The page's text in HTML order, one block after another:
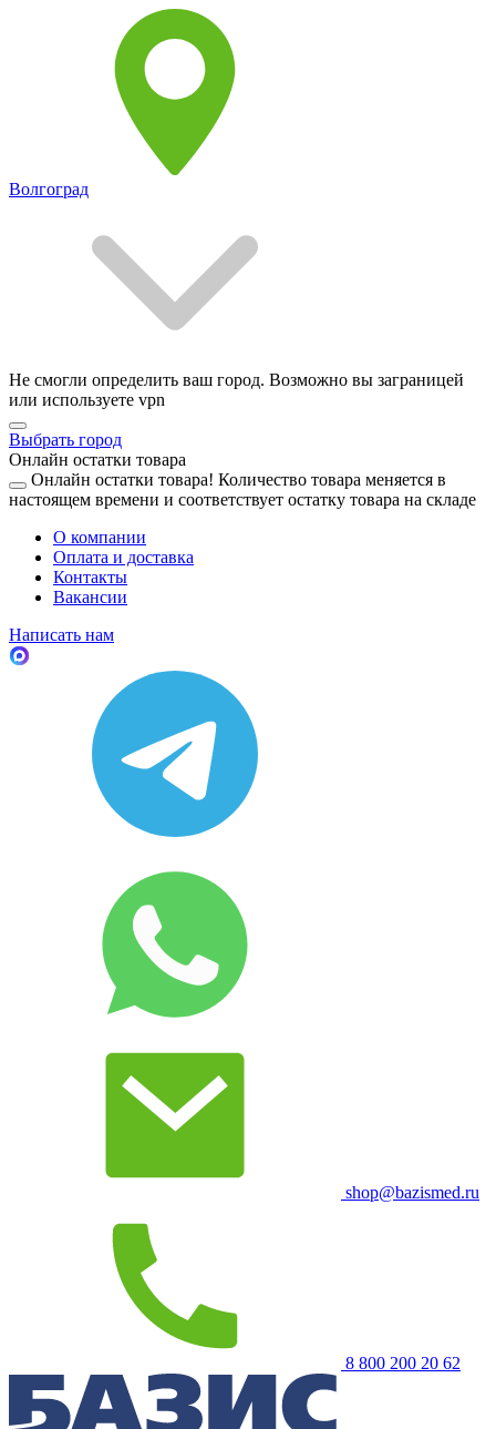
Волгоград
Не смогли определить ваш город. Возможно вы заграницей
или используете vpn
Выбрать город
Онлайн остатки товара
Онлайн остатки товара! Количество товара меняется в
настоящем времени и соответствует остатку товара на складе
О компании
Оплата и доставка
Контакты
Вакансии
Написать нам
shop@bazismed.ru
8 800 200 20 62